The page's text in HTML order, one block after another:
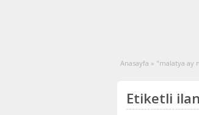
Anasayfa » "malatya ay
Etiketli